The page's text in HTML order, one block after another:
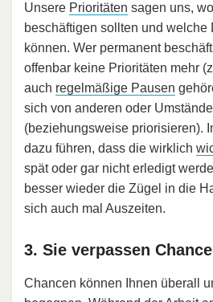
Unsere Prioritäten sagen uns,
beschäftigen sollten und welche
können. Wer permanent
offenbar keine Prioritäten mehr
auch regelmäßige Pausen
sich von anderen oder
(beziehungsweise priorisieren).
dazu führen, dass die wirklich
spät oder gar nicht erledigt
besser wieder die Zügel in die
sich auch mal Auszeiten.
3. Sie verpassen
Chancen können Ihnen überall